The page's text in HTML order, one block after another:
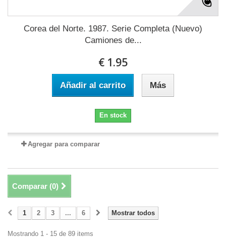
Corea del Norte. 1987. Serie Completa (Nuevo)
Camiones de...
€ 1.95
Añadir al carrito Más
En stock
Agregar para comparar
Comparar (0)
Mostrar todos
1 2 3 ... 6
Mostrando 1 - 15 de 89 items